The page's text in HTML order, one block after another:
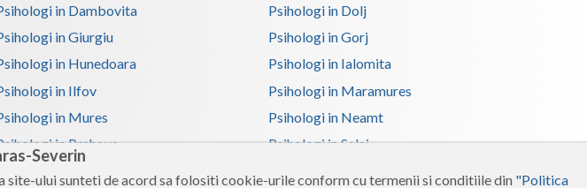
Severin
ului sunteti de acord sa folositi cookie-urile conform cu termenii si conditiile din "Politica
Valcea
Vaslui
in Dambovita
Psihologi in Dolj
in Giurgiu
Psihologi in Gorj
in Hunedoara
Psihologi in Ialomita
in Ilfov
Psihologi in Maramures
in Mures
Psihologi in Neamt
in Prahova
Psihologi in Salaj